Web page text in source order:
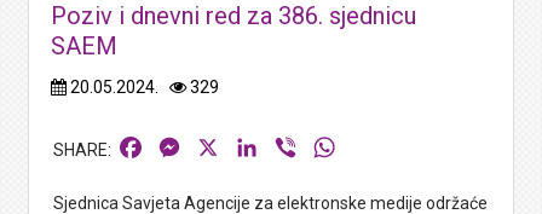
Poziv i dnevni red za 386. sjednicu
SAEM
20.05.2024. 329
FacebookMessengerLinkedIn
Viber
Sjednica Savjeta Agencije za elektronske medije održaće